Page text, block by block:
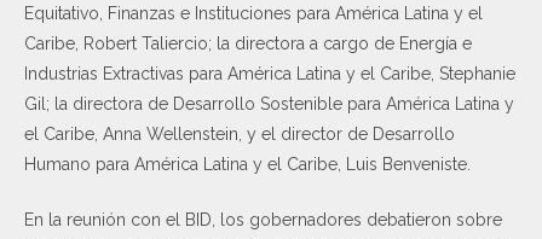
Equitativo, Finanzas e Instituciones para América Latina y el
Caribe, Robert Taliercio; la directora a cargo de Energía e
Industrias Extractivas para América Latina y el Caribe, Stephanie
Gil; la directora de Desarrollo Sostenible para América Latina y
el Caribe, Anna Wellenstein, y el director de Desarrollo
Humano para América Latina y el Caribe, Luis Benveniste.
En la reunión con el BID, los gobernadores debatieron sobre